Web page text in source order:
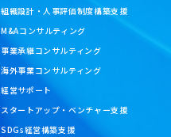
組織設計・人事評価制度構築支援
M&Aコンサルティング
事業承継コンサルティング
海外事業コンサルティング
経営サポート
スタートアップ・ベンチャー支援
SDGs経営構築支援